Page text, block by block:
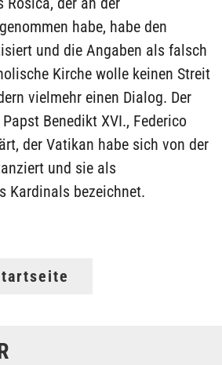
habe, habe den
und die Angaben als falsch
Kirche wolle keinen Streit
vielmehr einen Dialog. Der
Benedikt XVI., Federico
der Vatikan habe sich von der
und sie als
Kardinals bezeichnet.